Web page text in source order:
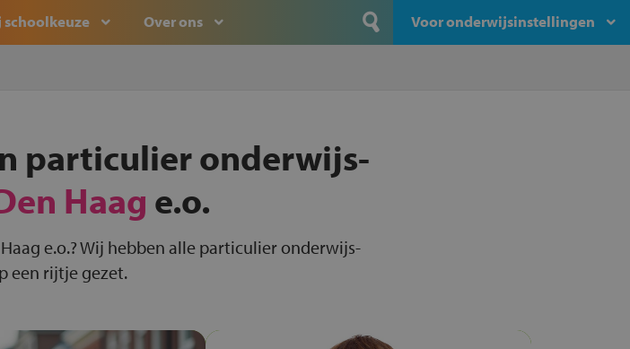
schoolkeuze Over ons Voor onderwijsinstellingen
particulier onderwijs-
Haag e.o.
e.o.? Wij hebben alle particulier onderwijs-
een rijtje gezet.